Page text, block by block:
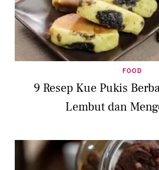
FOOD
9 Resep Kue Pukis
Lembut dan